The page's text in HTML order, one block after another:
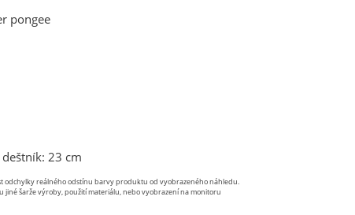
pongee
23 cm
odchylky reálného odstínu barvy produktu od vyobrazeného náhledu.
jiné šarže výroby, použití materiálu, nebo vyobrazení na monitoru